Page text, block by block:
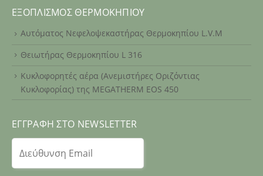
ΕΞΟΠΛΙΣΜΌΣ ΘΕΡΜΟΚΗΠΊΟΥ
Αυτόματος Νεφελοψεκαστήρας Θερμοκηπίου L.V.M
Θειωτήρας Θερμοκηπίου L 316
Κυκλοφορητές αέρα (Ανεμιστήρες Οριζόντιας
Κυκλοφορίας) της MEGATHERM EOS 450
ΕΓΓΡΑΦΉ ΣΤΟ NEWSLETTER